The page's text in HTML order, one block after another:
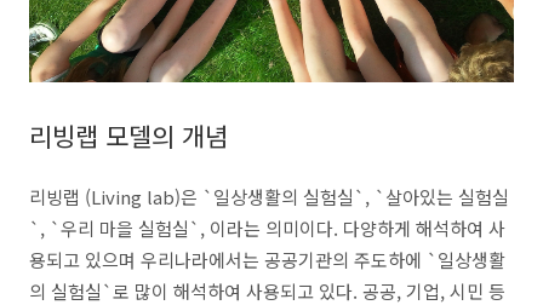
리빙랩 모델의 개념
리빙랩 (Living lab)은 `일상생활의 실험실`, `살아있는 실험실
`, `우리 마을 실험실`, 이라는 의미이다. 다양하게 해석하여 사
용되고 있으며 우리나라에서는 공공기관의 주도하에 `일상생활
의 실험실`로 많이 해석하여 사용되고 있다. 공공, 기업, 시민 등